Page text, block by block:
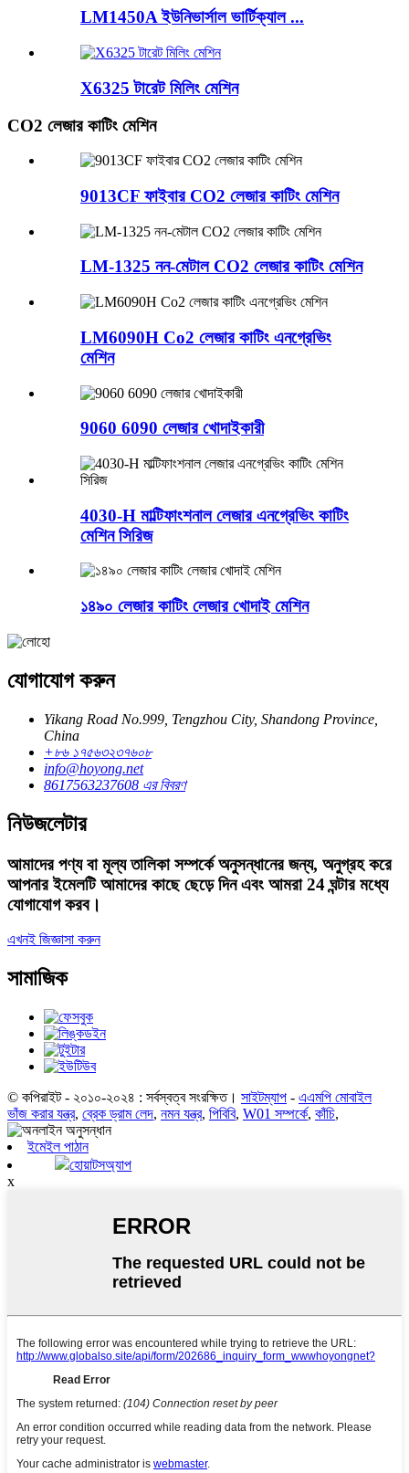
LM1450A ইউনিভার্সাল ভার্টিক্যাল ...
X6325 টারেট মিলিং মেশিন
CO2 লেজার কাটিং মেশিন
9013CF ফাইবার CO2 লেজার কাটিং মেশিন
LM-1325 নন-মেটাল CO2 লেজার কাটিং মেশিন
LM6090H Co2 লেজার কাটিং এনগ্রেভিং
মেশিন
9060 6090 লেজার খোদাইকারী
4030-H মাল্টিফাংশনাল লেজার এনগ্রেভিং কাটিং
মেশিন সিরিজ
১৪৯০ লেজার কাটিং লেজার খোদাই মেশিন
যোগাযোগ করুন
Yikang Road No.999, Tengzhou City, Shandong Province,
China
+৮৬ ১৭৫৬৩২৩৭৬০৮
info@hoyong.net
8617563237608 এর বিবরণ
নিউজলেটার
আমাদের পণ্য বা মূল্য তালিকা সম্পর্কে অনুসন্ধানের জন্য, অনুগ্রহ করে
আপনার ইমেলটি আমাদের কাছে ছেড়ে দিন এবং আমরা 24 ঘন্টার মধ্যে
যোগাযোগ করব।
এখনই জিজ্ঞাসা করুন
সামাজিক
© কপিরাইট - ২০১০-২০২৪ : সর্বস্বত্ব সংরক্ষিত। সাইটম্যাপ - এএমপি মোবাইল
ভাঁজ করার যন্ত্র, ব্রেক ড্রাম লেদ, নমন যন্ত্র, পিবিবি, W01 সম্পর্কে, কাঁচি,
ইমেইল পাঠান
হোয়াটসঅ্যাপ
x